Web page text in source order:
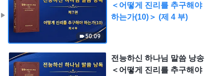
50:09
＜어떻게 진리를 추구해야
하는가(10)＞ (제 4 부)
전능하신 하나님 말씀 낭송
＜어떻게 진리를 추구해야